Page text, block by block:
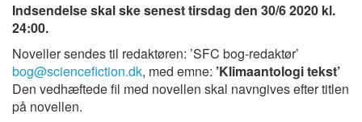
Indsendelse skal ske senest tirsdag den 30/6 2020 kl.
24:00.
Noveller sendes til redaktøren: ’SFC bog-redaktør’
bog@sciencefiction.dk, med emne: ’Klimaantologi tekst’
Den vedhæftede fil med novellen skal navngives efter titlen
på novellen.